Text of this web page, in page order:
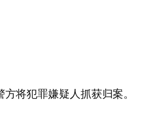
将犯罪嫌疑人抓获归案。